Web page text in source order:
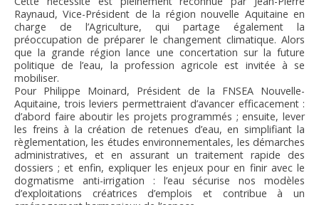
Raynaud, Vice-Président de la région nouvelle Aquitaine en
charge de l’Agriculture, qui partage également la
préoccupation de préparer le changement climatique. Alors
que la grande région lance une concertation sur la future
politique de l’eau, la profession agricole est invitée à se
mobiliser.
Pour Philippe Moinard, Président de la FNSEA Nouvelle-
Aquitaine, trois leviers permettraient d’avancer efficacement :
d’abord faire aboutir les projets programmés ; ensuite, lever
les freins à la création de retenues d’eau, en simplifiant la
règlementation, les études environnementales, les démarches
administratives, et en assurant un traitement rapide des
dossiers ; et enfin, expliquer les enjeux pour en finir avec le
dogmatisme anti-irrigation : l’eau sécurise nos modèles
d’exploitations créatrices d’emplois et contribue à un